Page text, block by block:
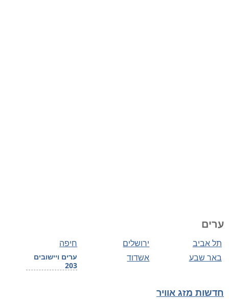
ערים
חיפה ירושלים תל אביב
ערים ויישובים
203
אשדוד באר שבע
חדשות מזג אוויר